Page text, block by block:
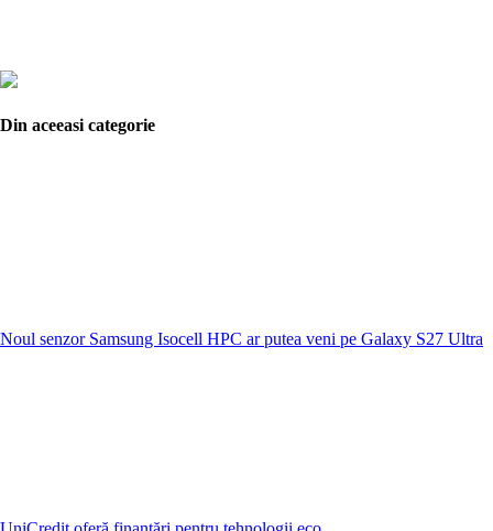
Din aceeasi categorie
Noul senzor Samsung Isocell HPC ar putea veni pe Galaxy S27 Ultra